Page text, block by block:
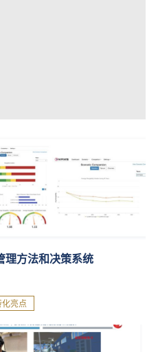
理方法和决策系统
亮点